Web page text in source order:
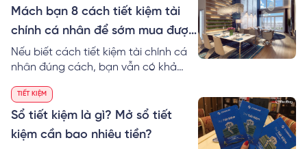
hôm nay sẽ giúp ích cho bạn đấy.
Mách bạn 8 cách tiết kiệm tài
chính cá nhân để sớm mua được
nhà
Nếu biết cách tiết kiệm tài chính cá
nhân đúng cách, bạn vẫn có khả
ra một số mẹo tiết kiệm tiền mua nhà
hiệu quả mà bạn có thể áp dụng
ngay từ hôm nay.
TIẾT KIỆM
Sổ tiết kiệm là gì? Mở sổ tiết
kiệm cần bao nhiêu tiền?